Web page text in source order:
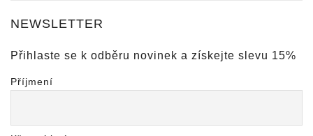
NEWSLETTER
Přihlaste se k odběru novinek a získejte slevu 15%
Příjmení